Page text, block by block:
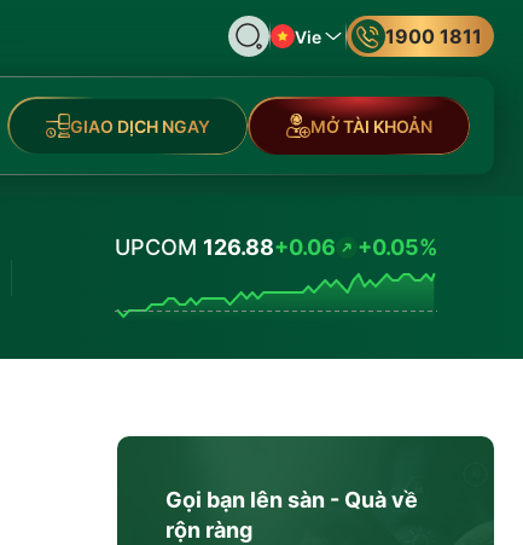
Vie 1900 1811
GIAO DỊCH NGAY MỞ TÀI KHOẢN
UPCOM 126.88+0.06 +0.05%
Gọi bạn lên sàn - Quà về
rộn ràng